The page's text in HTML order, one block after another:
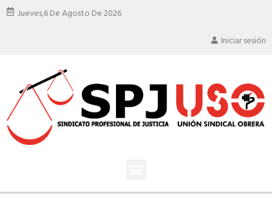
Jueves,6 De Agosto De 2026
Iniciar sesión